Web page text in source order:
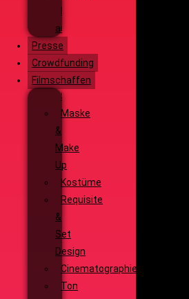
Filmausrüstung
ausleihen
Presse
Crowdfunding
Filmschaffen
Schauspiel
Maske
&
Make
Up
Kostüme
Requisite
&
Set
Design
Cinematographie
Ton